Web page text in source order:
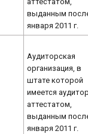
выданным
января 2011 г.
Аудиторская
организация, в
штате которой
имеется
аттестатом,
выданным
января 2011 г.